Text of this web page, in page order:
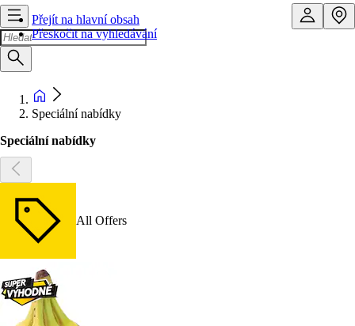
Přejít na hlavní obsah
Přeskočit na vyhledávání
Speciální nabídky
Speciální nabídky
All Offers